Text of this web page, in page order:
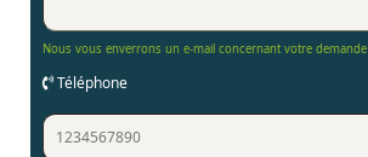
Nous vous enverrons un e-mail concernant votre demande
Téléphone